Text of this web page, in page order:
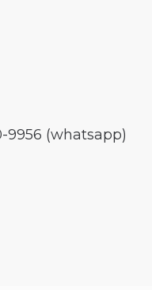
9956 (whatsapp)